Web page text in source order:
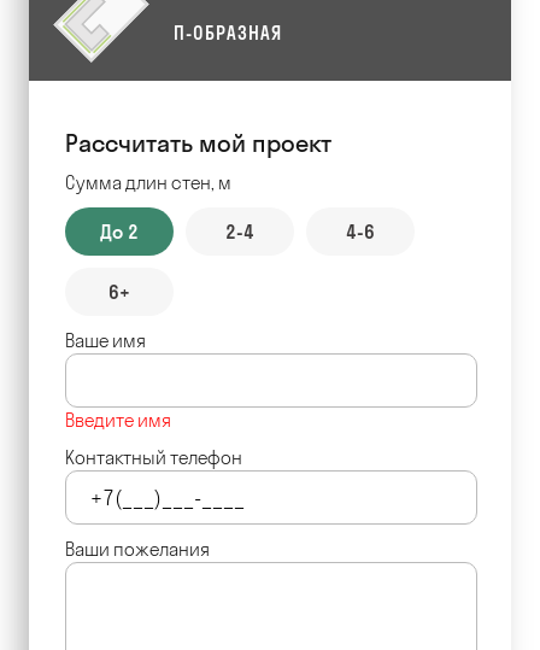
П-ОБРАЗНАЯ
Рассчитать мой проект
Сумма длин стен, м
До 2 2-4 4-6
6+
Ваше имя
Введите имя
Контактный телефон
Ваши пожелания